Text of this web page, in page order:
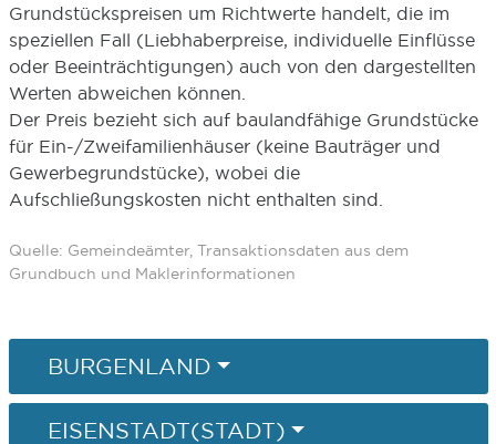
Grundstückspreisen um Richtwerte handelt, die im
speziellen Fall (Liebhaberpreise, individuelle Einflüsse
oder Beeinträchtigungen) auch von den dargestellten
Werten abweichen können.
Der Preis bezieht sich auf baulandfähige Grundstücke
für Ein-/Zweifamilienhäuser (keine Bauträger und
Gewerbegrundstücke), wobei die
Aufschließungskosten nicht enthalten sind.
Quelle: Gemeindeämter, Transaktionsdaten aus dem
Grundbuch und Maklerinformationen
BURGENLAND
EISENSTADT(STADT)